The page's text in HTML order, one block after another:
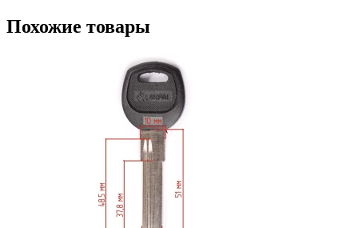
Похожие товары